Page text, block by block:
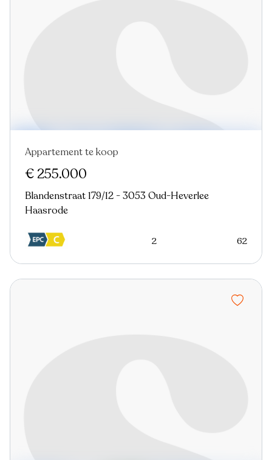
Appartement te koop
€ 255.000
Blandenstraat 179/12 - 3053 Oud-Heverlee
Haasrode
2 62